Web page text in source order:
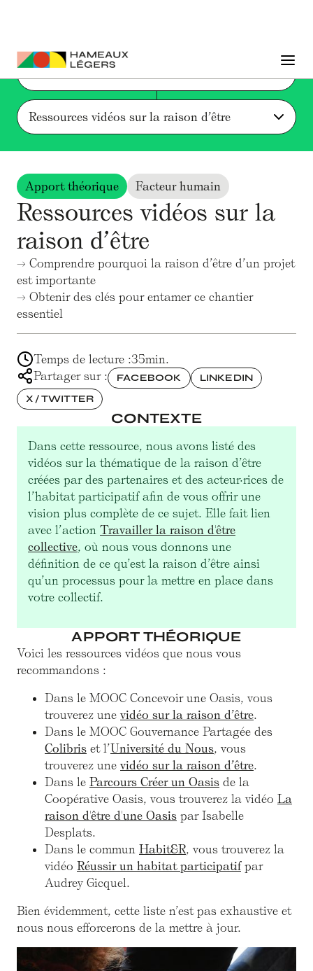
Ressources vidéos sur la raison d’être
Apport théorique Facteur humain
Ressources vidéos sur la
raison d’être
→ Comprendre pourquoi la raison d’être d’un projet
est importante
→ Obtenir des clés pour entamer ce chantier
essentiel
Temps de lecture :35min.
Partager sur :
FACEBOOK
LINKEDIN
X / TWITTER
CONTEXTE
Dans cette ressource, nous avons listé des
vidéos sur la thématique de la raison d’être
créées par des partenaires et des acteur·rices de
l’habitat participatif afin de vous offrir une
vision plus complète de ce sujet. Elle fait lien
avec l’action Travailler la raison d'être
collective, où nous vous donnons une
définition de ce qu’est la raison d’être ainsi
qu’un processus pour la mettre en place dans
votre collectif.
APPORT THÉORIQUE
Voici les ressources vidéos que nous vous
recommandons :
Dans le MOOC Concevoir une Oasis, vous
trouverez une vidéo sur la raison d’être.
Dans le MOOC Gouvernance Partagée des
Colibris et l’Université du Nous, vous
trouverez une vidéo sur la raison d’être.
Dans le Parcours Créer un Oasis de la
Coopérative Oasis, vous trouverez la vidéo La
raison d'être d'une Oasis par Isabelle
Desplats.
Dans le commun Habit&R, vous trouverez la
vidéo Réussir un habitat participatifpar
Audrey Gicquel.
Bien évidemment, cette liste n’est pas exhaustive et
nous nous efforcerons de la mettre à jour.